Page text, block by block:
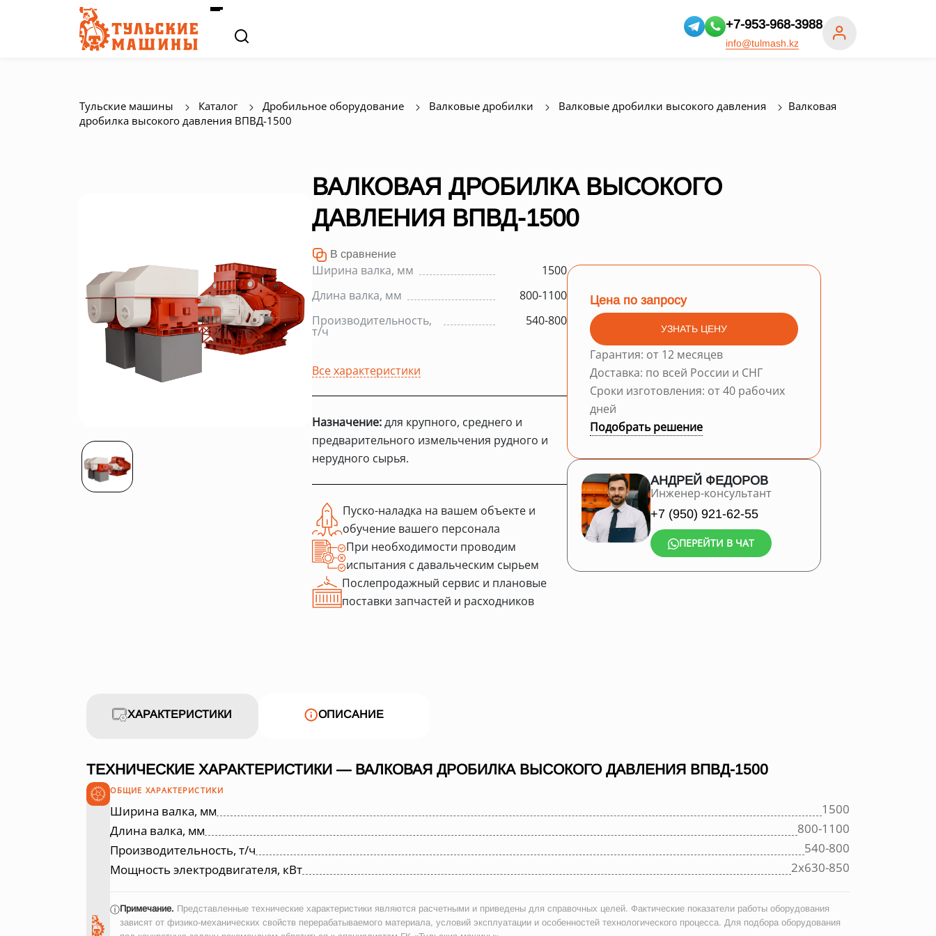
+7-953-968-3988
info@tulmash.kz
Тульские машины Каталог Дробильное оборудование Валковые дробилки Валковые дробилки высокого давления
Валковая
дробилка высокого давления ВПВД-1500
ВАЛКОВАЯ ДРОБИЛКА ВЫСОКОГО
ДАВЛЕНИЯ ВПВД-1500
В сравнение
Ширина валка, мм
1500
Длина валка, мм
800-1100
Производительность,
т/ч
540-800
Все характеристики
Назначение:для крупного, среднего и
предварительного измельчения рудного и
нерудного сырья.
Пуско-наладка на вашем объекте и
обучение вашего персонала
При необходимости проводим
испытания с давальческим сырьем
Послепродажный сервис и плановые
поставки запчастей и расходников
Цена по запросу
УЗНАТЬ ЦЕНУ
Гарантия: от 12 месяцев
Доставка: по всей России и СНГ
Сроки изготовления: от 40 рабочих
дней
Подобрать решение
АНДРЕЙ ФЕДОРОВ
Инженер-консультант
+7 (950) 921-62-55
ПЕРЕЙТИ В ЧАТ
ХАРАКТЕРИСТИКИ ОПИСАНИЕ
ТЕХНИЧЕСКИЕ ХАРАКТЕРИСТИКИ — ВАЛКОВАЯ ДРОБИЛКА ВЫСОКОГО ДАВЛЕНИЯ ВПВД-1500
ОБЩИЕ ХАРАКТЕРИСТИКИ
Ширина валка, мм
1500
Длина валка, мм
800-1100
Производительность, т/ч
540-800
Мощность электродвигателя, кВт
2х630-850
ⓘПримечание. Представленные технические характеристики являются расчетными и приведены для справочных целей. Фактические показатели работы оборудования
зависят от физико-механических свойств перерабатываемого материала, условий эксплуатации и особенностей технологического процесса. Для подбора оборудования